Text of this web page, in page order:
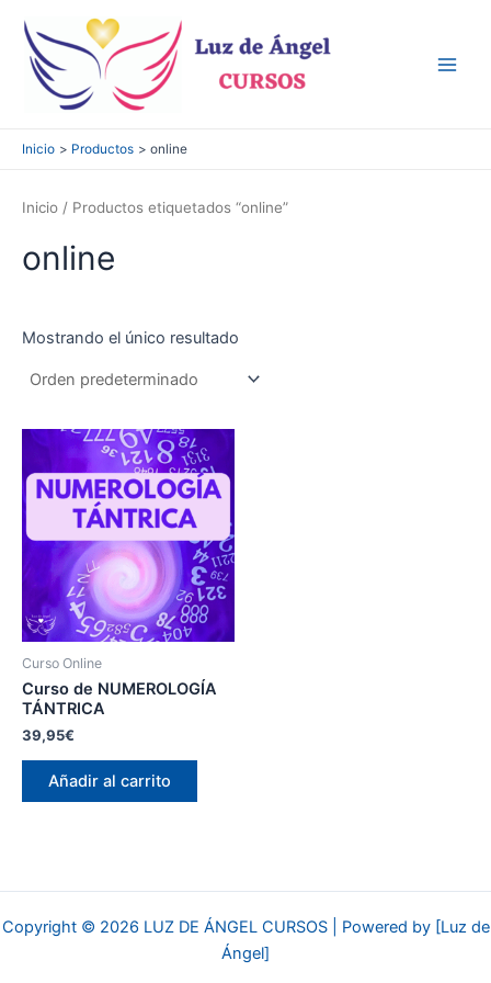
contenido
Inicio Productos online
Inicio / Productos etiquetados “online”
online
Mostrando el único resultado
Curso Online
Curso de NUMEROLOGÍA
TÁNTRICA
39,95€
Añadir al carrito
Copyright © 2026 LUZ DE ÁNGEL CURSOS | Powered by [Luz de
Ángel]